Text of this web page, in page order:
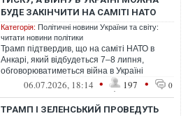
БУДЕ ЗАКІНЧИТИ НА САМІТІ НАТО
Категорія: Політичні новини України та світу:
читати новини політики
Трамп підтвердив, що на саміті НАТО в
Анкарі, який відбудеться 7–8 липня,
обговорюватиметься війна в Україні
06.07.2026, 18:14 • 197 • 0
ТРАМП І ЗЕЛЕНСЬКИЙ ПРОВЕДУТЬ